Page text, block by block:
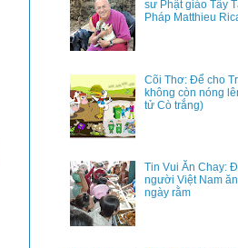
sư Phật giáo Tây
Pháp Matthieu
Cõi Thơ: Để cho
không còn nóng
tử Cò trắng)
Tin Vui Ăn Chay:
người Việt Nam
ngày rằm